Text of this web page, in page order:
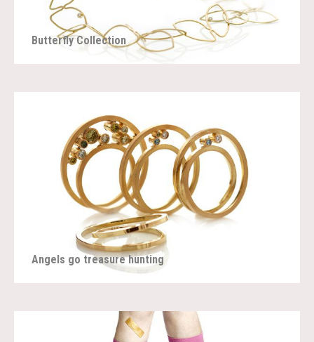
Butterfly Collection
Angels go treasure hunting